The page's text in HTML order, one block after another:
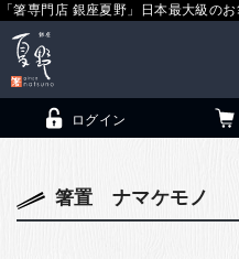
「箸専門店 銀座夏野」日本最大級の
ログイン
箸置 ナマケモノ